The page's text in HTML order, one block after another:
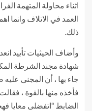
اثناء محاولة المتهمة
العمد في الاتلاف وانما
ذلك.
وأضاف الحيثيات تأييد
شهادة مجند الشرطة
جاء بها ، أن المجنى
فأخذه منها بالقوة ،
الضابط “اتفضلى معايا